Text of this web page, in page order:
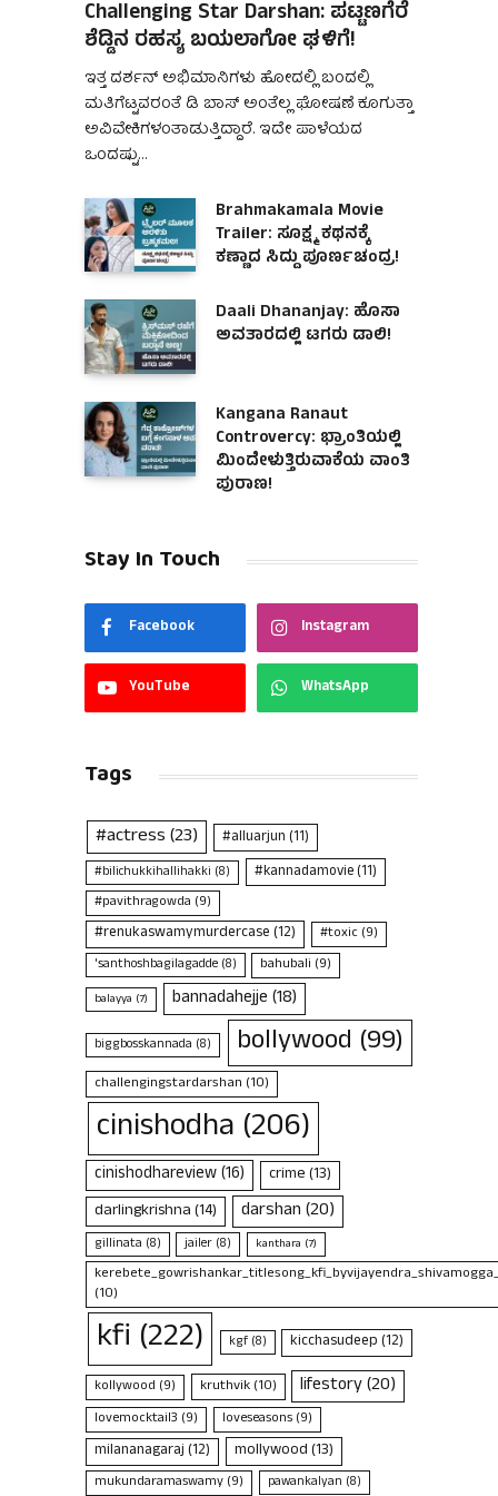
Challenging Star Darshan: ಪಟ್ಟಣಗೆರೆ
ಶೆಡ್ಡಿನ ರಹಸ್ಯ ಬಯಲಾಗೋ ಘಳಿಗೆ!
ಇತ್ತ ದರ್ಶನ್ ಅಭಿಮಾನಿಗಳು ಹೋದಲ್ಲಿ ಬಂದಲ್ಲಿ
ಮತಿಗೆಟ್ಟವರಂತೆ ಡಿ ಬಾಸ್ ಅಂತೆಲ್ಲ ಘೋಷಣೆ ಕೂಗುತ್ತಾ
ಅವಿವೇಕಿಗಳಂತಾಡುತ್ತಿದ್ದಾರೆ. ಇದೇ ಪಾಳೆಯದ
ಒಂದಷ್ಟು…
Brahmakamala Movie
Trailer: ಸೂಕ್ಷ್ಮ ಕಥನಕ್ಕೆ
ಕಣ್ಣಾದ ಸಿದ್ದು ಪೂರ್ಣಚಂದ್ರ!
Daali Dhananjay: ಹೊಸಾ
ಅವತಾರದಲ್ಲಿ ಟಗರು ಡಾಲಿ!
Kangana Ranaut
Controvercy: ಭ್ರಾಂತಿಯಲ್ಲಿ
ಮಿಂದೇಳುತ್ತಿರುವಾಕೆಯ ವಾಂತಿ
ಪುರಾಣ!
Stay In Touch
Facebook Instagram
YouTube WhatsApp
Tags
#actress(23) #alluarjun(11)
#bilichukkihallihakki (8) #kannadamovie(11)
#pavithragowda (9)
#renukaswamymurdercase(12) #toxic(9)
'santhoshbagilagadde (8) bahubali (9)
balayya (7) bannadahejje(18)
biggbosskannada (8) bollywood (99)
challengingstardarshan (10)
cinishodha (206)
cinishodhareview(16) crime(13)
darlingkrishna(14) darshan(20)
gillinata (8) jailer (8) kanthara (7)
(10)
kfi (222) kgf(8) kicchasudeep(12)
kollywood (9) kruthvik(10) lifestory(20)
lovemocktail3 (9) loveseasons(9)
milananagaraj(12) mollywood(13)
mukundaramaswamy (9) pawankalyan (8)